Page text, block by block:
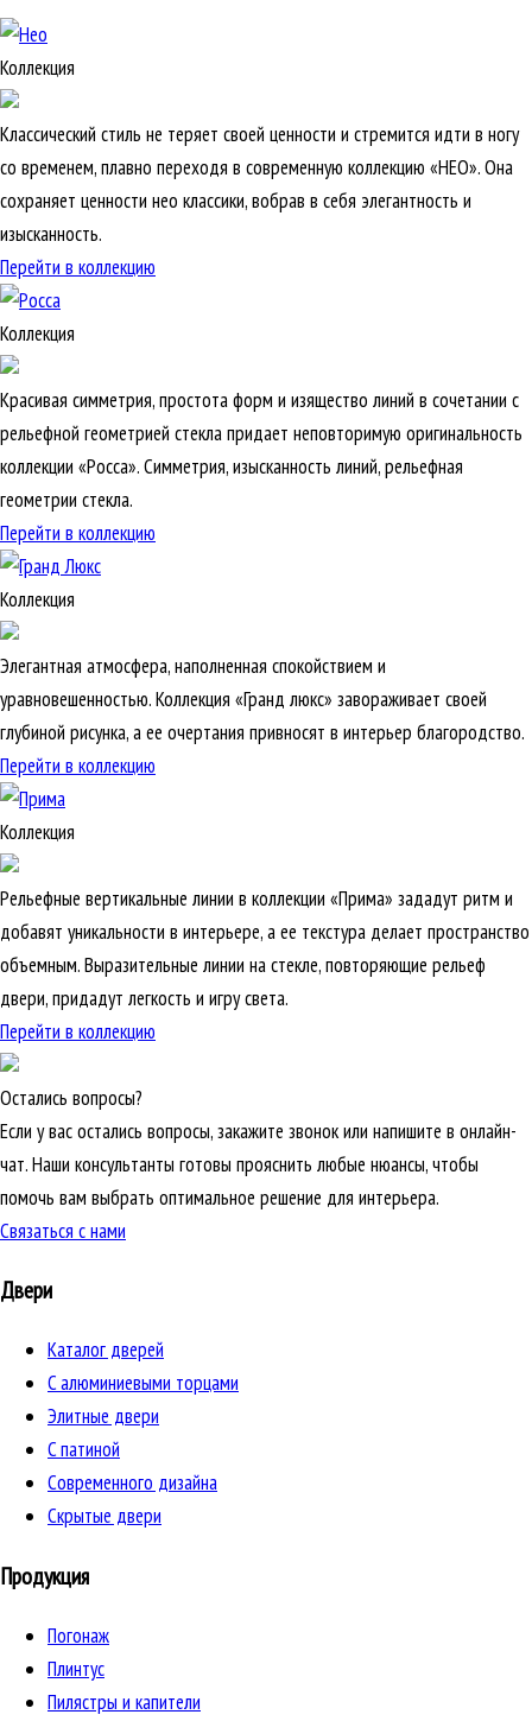
Коллекция
Классический стиль не теряет своей ценности и стремится идти в ногу
со временем, плавно переходя в современную коллекцию «НЕО». Она
сохраняет ценности нео классики, вобрав в себя элегантность и
изысканность.
Перейти в коллекцию
Коллекция
Красивая симметрия, простота форм и изящество линий в сочетании с
рельефной геометрией стекла придает неповторимую оригинальность
коллекции «Росса». Симметрия, изысканность линий, рельефная
геометрии стекла.
Перейти в коллекцию
Коллекция
Элегантная атмосфера, наполненная спокойствием и
уравновешенностью. Коллекция «Гранд люкс» завораживает своей
глубиной рисунка, а ее очертания привносят в интерьер благородство.
Перейти в коллекцию
Коллекция
Рельефные вертикальные линии в коллекции «Прима» зададут ритм и
добавят уникальности в интерьере, а ее текстура делает пространство
объемным. Выразительные линии на стекле, повторяющие рельеф
двери, придадут легкость и игру света.
Перейти в коллекцию
Остались вопросы?
Если у вас остались вопросы, закажите звонок или напишите в онлайн-
чат. Наши консультанты готовы прояснить любые нюансы, чтобы
помочь вам выбрать оптимальное решение для интерьера.
Связаться с нами
Двери
Каталог дверей
C алюминиевыми торцами
Элитные двери
C патиной
Cовременного дизайна
Скрытые двери
Продукция
Погонаж
Плинтус
Пилястры и капители